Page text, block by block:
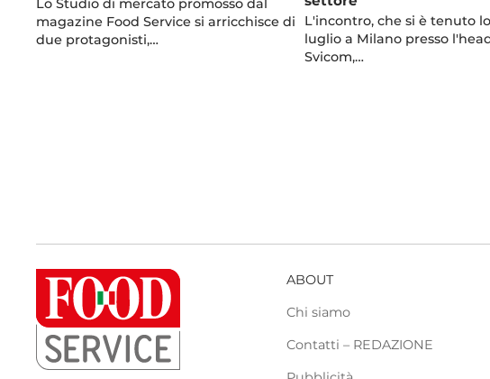
Lo Studio di mercato promosso dal
magazine Food Service si arricchisce di
due protagonisti,…
L'incontro, che si è tenuto lo
luglio a Milano presso
Svicom,…
ABOUT
Chi siamo
Contatti – REDAZIONE